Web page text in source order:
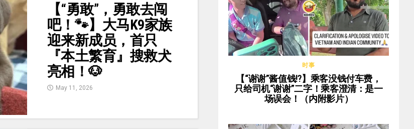
【“勇敢”，勇敢去闯
吧！🐾】大马K9家族
迎来新成员，首只
『本土繁育』搜救犬
亮相！🐶
May 11, 2026
时事
【“谢谢”酱值钱⁉️】乘客没钱付车费，
只给司机“谢谢”二字！乘客澄清：是一
场误会！（内附影片）